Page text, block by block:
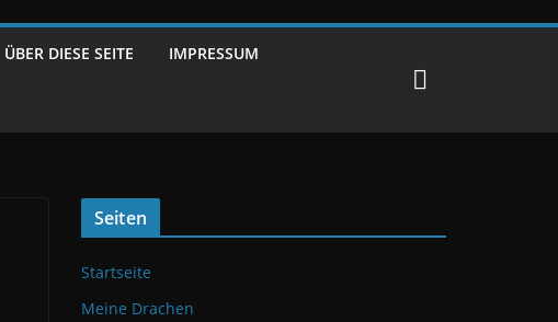
ÜBER DIESE SEITE IMPRESSUM
Seiten
Startseite
Meine Drachen